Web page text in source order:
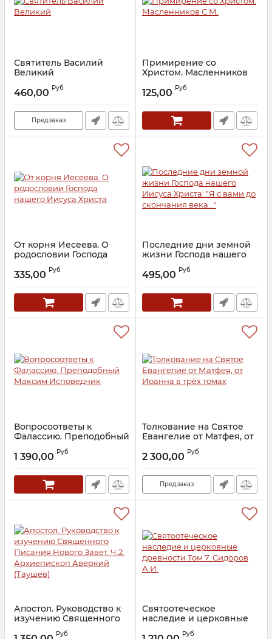
Святитель Василий
Великий
15292
460,00 Руб
Предзаказ
Примирение со
Христом. Масленников
Артикул: 18247
125,00 Руб
От корня Иесеева. О
родословии Господа
нашего Иисуса Христа
Артикул: 19766
335,00 Руб
Последние дни земной
жизни Господа нашего
Иисуса Христа: "Я с вами
до скончания века..."
Артикул: 21201
495,00 Руб
Вопросоответы к
Фалассию. Преподобный
Максим Исповедник
Артикул: 25787
1 390,00 Руб
Толкование на Святое
Евангелие от Матфея, от
Иоанна в трёх томах
Артикул: 13505
2 300,00 Руб
Предзаказ
Апостол. Руководство к
изучению Священного
Писания Нового Завет.
Руб
Святоотеческое
наследие и церковные
древности Том 7.
Руб